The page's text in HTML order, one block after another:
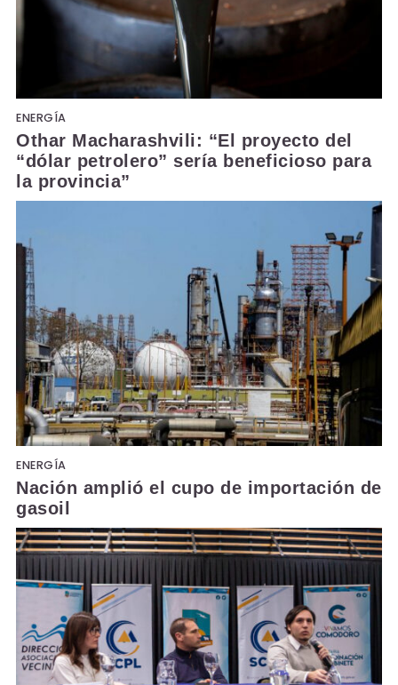
ENERGÍA
Othar Macharashvili: “El proyecto del
“dólar petrolero” sería beneficioso para
la provincia”
ENERGÍA
Nación amplió el cupo de importación de
gasoil